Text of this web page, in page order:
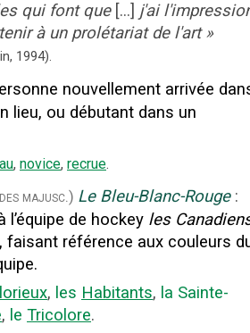
qui font que [...] j'ai
à un prolétariat de l'art »
1994).
nouvellement arrivée
lieu, ou débutant dans un
, novice, recrue.
majusc.) Le Bleu-Blanc-Rouge :
l’équipe de hockey les
, faisant référence aux couleurs
, les Habitants, la Sainte-
, le Tricolore.